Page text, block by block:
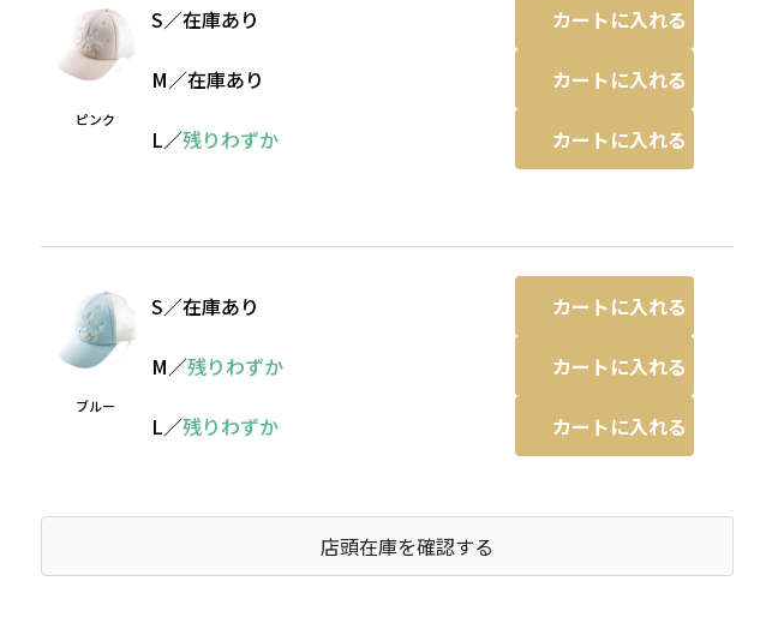
ピンク
S／在庫あり カートに入れる
M／在庫あり カートに入れる
L／残りわずか カートに入れる
ブルー
S／在庫あり カートに入れる
M／残りわずか カートに入れる
L／残りわずか カートに入れる
店頭在庫を確認する